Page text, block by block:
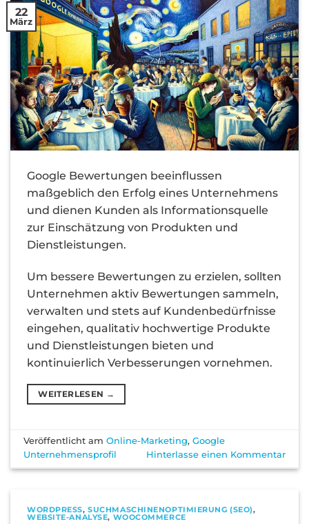
22
März
Google Bewertungen beeinflussen
maßgeblich den Erfolg eines Unternehmens
und dienen Kunden als Informationsquelle
zur Einschätzung von Produkten und
Dienstleistungen.
Um bessere Bewertungen zu erzielen, sollten
Unternehmen aktiv Bewertungen sammeln,
verwalten und stets auf Kundenbedürfnisse
eingehen, qualitativ hochwertige Produkte
und Dienstleistungen bieten und
kontinuierlich Verbesserungen vornehmen.
WEITERLESEN →
Veröffentlicht amOnline-Marketing,Google
Unternehmensprofil
Hinterlasse einen Kommentar
WORDPRESS,SUCHMASCHINENOPTIMIERUNG (SEO),
WEBSITE-ANALYSE, WOOCOMMERCE